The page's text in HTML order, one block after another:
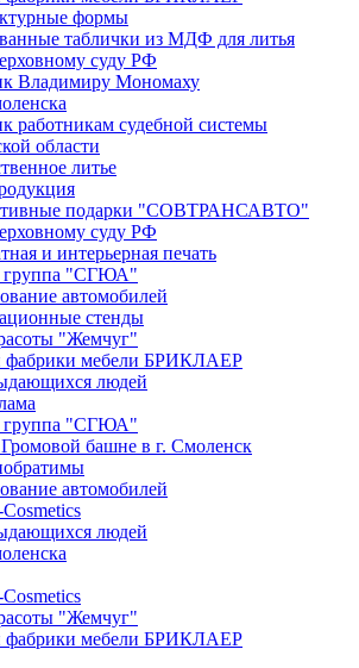
формы
таблички из МДФ для литья
суду РФ
Владимиру Мономаху
работникам судебной системы
области
литье
подарки "СОВТРАНСАВТО"
суду РФ
и интерьерная печать
группа "СГЮА"
автомобилей
стенды
"Жемчуг"
фабрики мебели БРИКЛАЕР
людей
группа "СГЮА"
башне в г. Смоленск
автомобилей
людей
"Жемчуг"
фабрики мебели БРИКЛАЕР